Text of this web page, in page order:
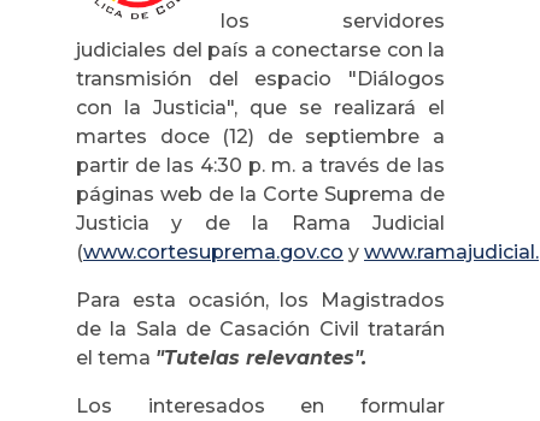
los servidores
judiciales del país a conectarse con la
transmisión del espacio "Diálogos
con la Justicia", que se realizará el
martes doce (12) de septiembre a
partir de las 4:30 p. m. a través de las
páginas web de la Corte Suprema de
Justicia y de la Rama Judicial
(www.cortesuprema.gov.co y
Para esta ocasión, los Magistrados
de la Sala de Casación Civil tratarán
el tema "Tutelas relevantes".
Los interesados en formular